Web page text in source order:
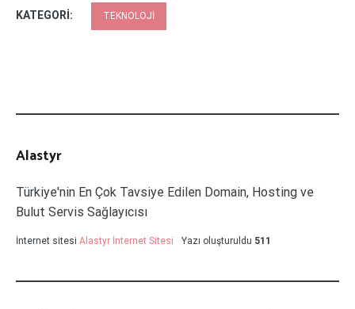
KATEGORI: TEKNOLOJI
Alastyr
Türkiye'nin En Çok Tavsiye Edilen Domain, Hosting ve
Bulut Servis Sağlayıcısı
İnternet sitesi Alastyr İnternet Sitesi Yazı oluşturuldu 511